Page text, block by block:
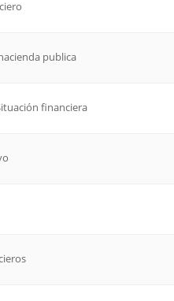
publica
financiera